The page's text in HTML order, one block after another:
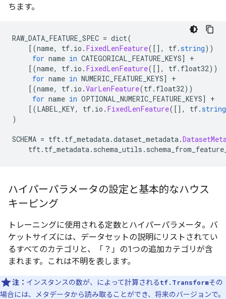
ちます。
RAW_DATA_FEATURE_SPEC = dict(
[(name, tf. io . FixedLenFeature([], tf.string))
for name in CATEGORICAL_FEATURE_KEYS]
+
[(name, tf. io . FixedLenFeature([], tf. float32))
for name in NUMERIC_FEATURE_KEYS]
+
[(name, tf. io .VarLenFeature(tf. float32))
for name in OPTIONAL_NUMERIC_FEATURE_KEYS]
+
[(LABEL_KEY, tf. io . FixedLenFeature([], tf.string
)
SCHEMA = tft. tf_metadata.dataset_metadata.
tft. tf_metadata. schema_utils .
ハイパーパラメータの設定と基本的なハウス
キーピング
トレーニングに使用される定数とハイパーパラメータ。バ
ケットサイズには、データセットの説明にリストされてい
るすべてのカテゴリと、「？」の1つの追加カテゴリが含
まれます。これは不明を表します。
注： インスタンスの数が、によって計算されるtf.Transformその
場合には、メタデータから読み取ることができ、将来のバージョンで。